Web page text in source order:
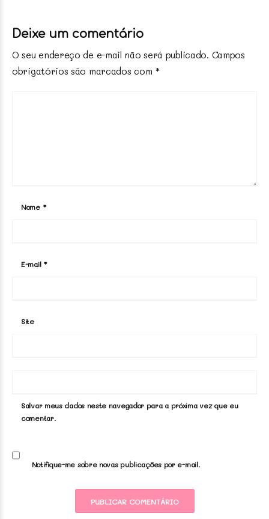
Deixe um comentário
O seu endereço de e-mail não será publicado. Campos
obrigatórios são marcados com *
Nome *
E-mail *
Site
Salvar meus dados neste navegador para a próxima vez que eu
comentar.
Notifique-me sobre novas publicações por e-mail.